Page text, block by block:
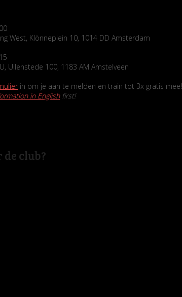
West, Klönneplein 10, 1014 DD Amsterdam
Uilenstede 100, 1183 AM Amstelveen
in om je aan te melden en train tot 3x gratis mee!
in Englishfirst!
club?